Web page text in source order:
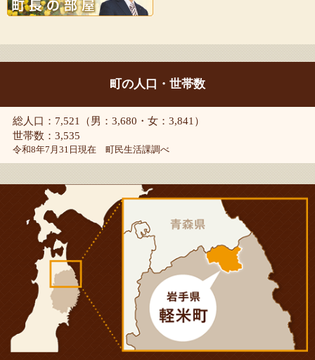
町の人口・世帯数
総人口：7,521（男：3,680・女：3,841）
世帯数：3,535
令和8年7月31日現在 町民生活課調べ